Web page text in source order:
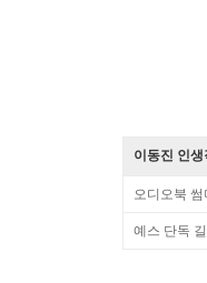
이동진 인
오디오북
예스 단독